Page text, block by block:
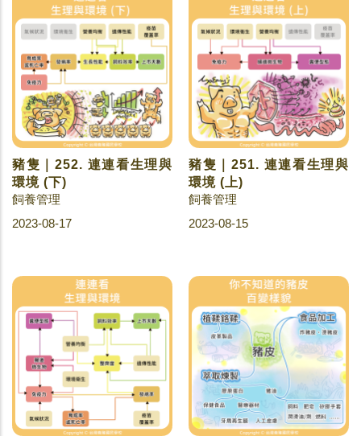
豬隻｜252. 連連看生理與
環境 (下)
飼養管理
2023-08-17
豬隻｜251. 連連看生理與
環境 (上)
飼養管理
2023-08-15